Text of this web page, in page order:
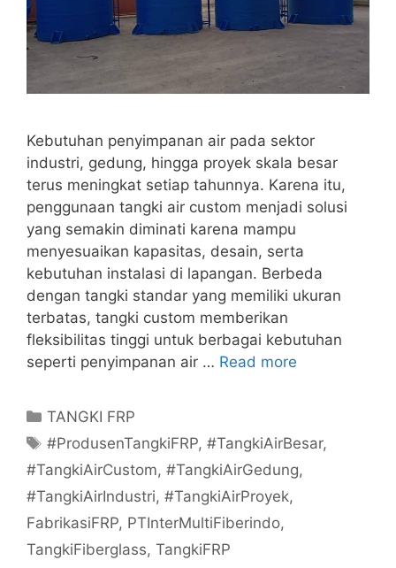
Kebutuhan penyimpanan air pada sektor
industri, gedung, hingga proyek skala besar
terus meningkat setiap tahunnya. Karena itu,
penggunaan tangki air custom menjadi solusi
yang semakin diminati karena mampu
menyesuaikan kapasitas, desain, serta
kebutuhan instalasi di lapangan. Berbeda
dengan tangki standar yang memiliki ukuran
terbatas, tangki custom memberikan
fleksibilitas tinggi untuk berbagai kebutuhan
seperti penyimpanan air … Read more
Categories
TANGKI FRP
Tags
#ProdusenTangkiFRP,#TangkiAirBesar,
#TangkiAirCustom, #TangkiAirGedung,
#TangkiAirIndustri, #TangkiAirProyek,
FabrikasiFRP, PTInterMultiFiberindo,
TangkiFiberglass, TangkiFRP